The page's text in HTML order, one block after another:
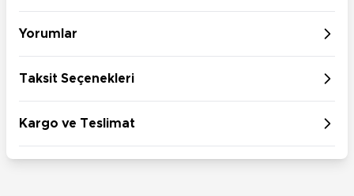
Yorumlar
Taksit Seçenekleri
Kargo ve Teslimat